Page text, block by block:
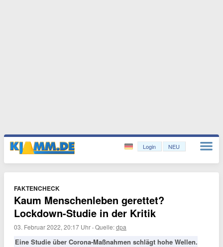
Login NEU
FAKTENCHECK
Kaum Menschenleben gerettet?
Lockdown-Studie in der Kritik
03. Februar 2022, 20:17 Uhr ·Quelle:dpa
Eine Studie über Corona-Maßnahmen schlägt hohe Wellen.